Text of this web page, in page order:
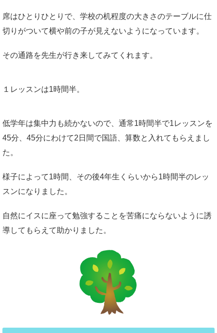
席はひとりひとりで、学校の机程度の大きさのテーブルに仕
切りがついて横や前の子が見えないようになっています。
その通路を先生が行き来してみてくれます。
１レッスンは1時間半。
低学年は集中力も続かないので、通常1時間半で1レッスンを
45分、45分にわけて2日間で国語、算数と入れてもらえまし
た。
様子によって1時間、その後4年生くらいから1時間半のレッ
スンになりました。
自然にイスに座って勉強することを苦痛にならないように誘
導してもらえて助かりました。